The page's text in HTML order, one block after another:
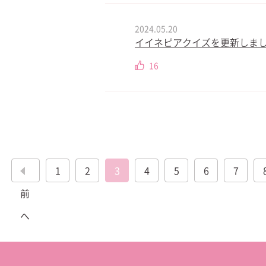
2024.05.20
イイネピアクイズを更新しま
16
前
へ
1 2 3 4 5 6 7